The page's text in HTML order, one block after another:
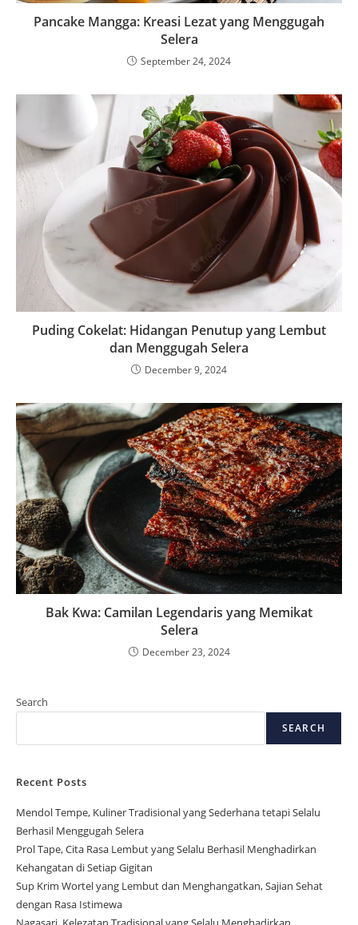
Pancake Mangga: Kreasi Lezat yang Menggugah
Selera
September 24, 2024
Puding Cokelat: Hidangan Penutup yang Lembut
dan Menggugah Selera
December 9, 2024
Bak Kwa: Camilan Legendaris yang Memikat
Selera
December 23, 2024
Search
SEARCH
Recent Posts
Mendol Tempe, Kuliner Tradisional yang Sederhana tetapi Selalu
Berhasil Menggugah Selera
Prol Tape, Cita Rasa Lembut yang Selalu Berhasil Menghadirkan
Kehangatan di Setiap Gigitan
Sup Krim Wortel yang Lembut dan Menghangatkan, Sajian Sehat
dengan Rasa Istimewa